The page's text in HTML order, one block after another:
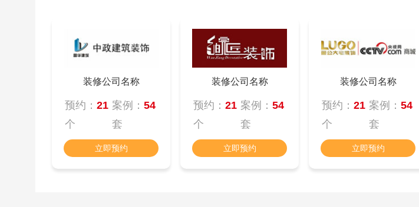
装修公司名称
预约： 21
个
案例：54
套
立即预约
装修公司名称
预约： 21
个
案例：54
套
立即预约
装修公司名称
预约：21
个
案例：54
套
立即预约